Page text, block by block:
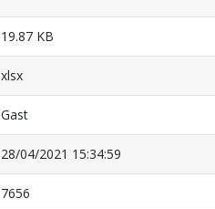
19.87 KB
xlsx
Gast
28/04/2021 15:34:59
7656